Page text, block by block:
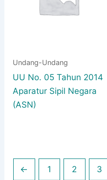
Undang-Undang
UU No. 05 Tahun 2014
Aparatur Sipil Negara
(ASN)
← 1 2 3